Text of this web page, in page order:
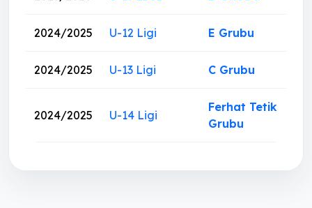
2024/2025 U-12 Ligi E Grubu
2024/2025 U-13 Ligi C Grubu
2024/2025 U-14 Ligi
Ferhat Tetik
Grubu